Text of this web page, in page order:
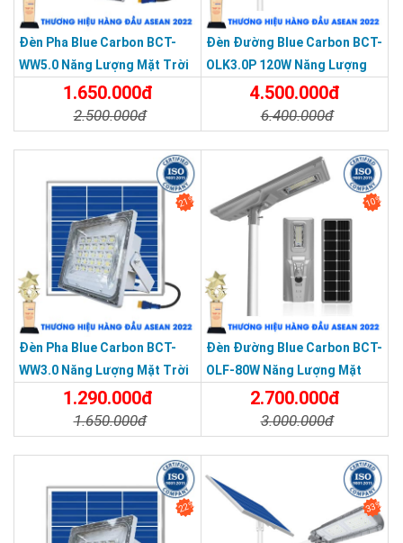
Đèn Pha Blue Carbon BCT-
WW5.0 Năng Lượng Mặt Trời
LD-400W1.650.000đ
2.500.000đ
Đèn Đường Blue Carbon BCT-
OLK3.0P 120W Năng Lượng
Mặt Trời4.500.000đ
6.400.000đ
21%
Đèn Pha Blue Carbon BCT-
WW3.0 Năng Lượng Mặt Trời
LD-200W1.290.000đ
1.650.000đ
10%
Đèn Đường Blue Carbon BCT-
OLF-80W Năng Lượng Mặt
2.700.000đ
3.000.000đ
22% 33%